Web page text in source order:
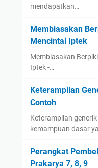
mendapatkan…
Membiasakan
Mencintai Iptek
Membiasakan
Iptek -…
Keterampilan
Contoh
Keterampilan
kemampuan dasar
Perangkat
Prakarya 7, 8, 9